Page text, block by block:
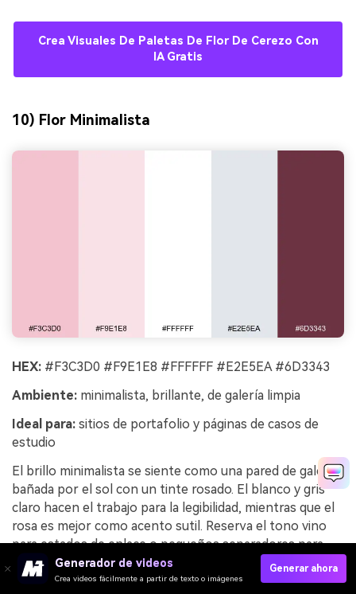
Crea Visuales De Paletas De Flor De Cerezo Con
IA Gratis
10) Flor Minimalista
HEX: #F3C3D0 #F9E1E8 #FFFFFF #E2E5EA #6D3343
Ambiente: minimalista, brillante, de galería limpia
Ideal para: sitios de portafolio y páginas de casos de
estudio
El brillo minimalista se siente como una pared de galería
bañada por el sol con un tinte rosado. El blanco y gris
claro hacen el trabajo para la legibilidad, mientras que el
rosa es mejor como acento sutil. Reserva el tono vino
para estados de enlace o pequeños separadores para
evitar que la página se cargue. Combina con una
cuadrícula sencilla y márgenes generosos para un look
Generador de videos
Crea videos fácilmente a partir de texto o imágenes
Generar ahora